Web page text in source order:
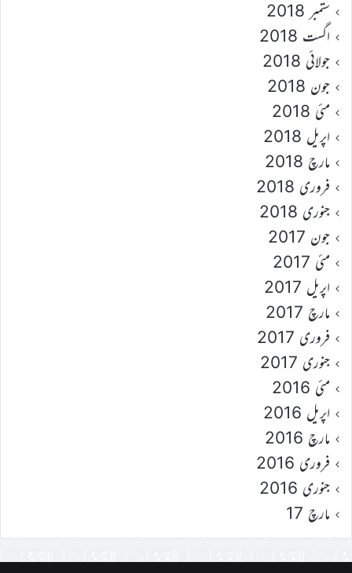
ستمبر 2018
اگست 2018
جولائی 2018
جون 2018
مئی 2018
اپریل 2018
مارچ 2018
فروری 2018
جنوری 2018
جون 2017
مئی 2017
اپریل 2017
مارچ 2017
فروری 2017
جنوری 2017
مئی 2016
اپریل 2016
مارچ 2016
فروری 2016
جنوری 2016
مارچ 17